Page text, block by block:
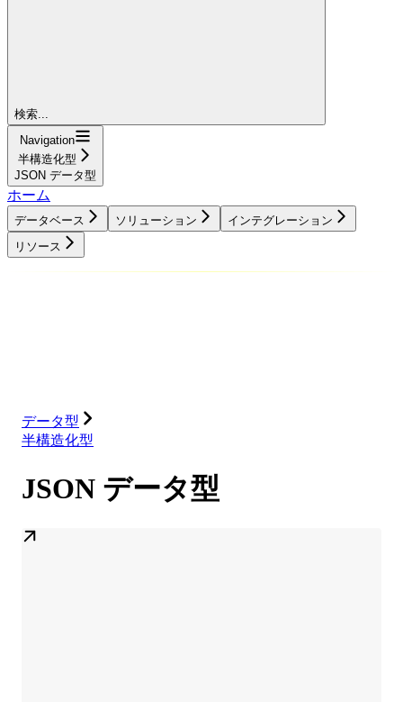
検索...
Navigation
半構造化型
JSON データ型
ホーム
データベース ソリューション
インテグレーション
リソース
データ型
半構造化型
JSON データ型